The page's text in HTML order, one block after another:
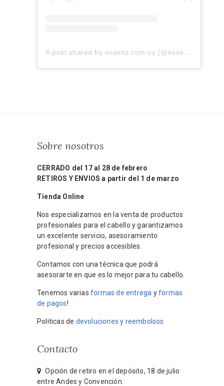
A post shared by essenz.com.uy (@essenz.com.uy)
Sobre nosotros
CERRADO del 17 al 28 de febrero
RETIROS Y ENVIOS a partir del 1 de marzo
Tienda Online
Nos especializamos en la venta de productos
profesionales para el cabello y garantizamos
un excelente servicio, asesoramiento
profesional y precios accesibles.
Contamos con una técnica que podrá
asesorarte en que es lo mejor para tu cabello.
Tenemos varias formas de entrega yformas
de pagos!
Politicas de devoluciones y reembolsos
Contacto
Opción de retiro en el depósito, 18 de julio
entre Andes y Convención.